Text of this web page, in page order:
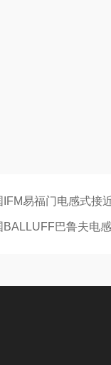
IFM易福门电感式接
BALLUFF巴鲁夫电